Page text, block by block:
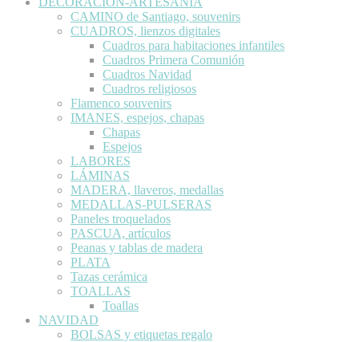
CAMINO de Santiago, souvenirs
CUADROS, lienzos digitales
Cuadros para habitaciones infantiles
Cuadros Primera Comunión
Cuadros Navidad
Cuadros religiosos
Flamenco souvenirs
IMANES, espejos, chapas
Chapas
Espejos
LABORES
LÁMINAS
MADERA, llaveros, medallas
MEDALLAS-PULSERAS
Paneles troquelados
PASCUA, artículos
Peanas y tablas de madera
PLATA
Tazas cerámica
TOALLAS
Toallas
NAVIDAD
BOLSAS y etiquetas regalo